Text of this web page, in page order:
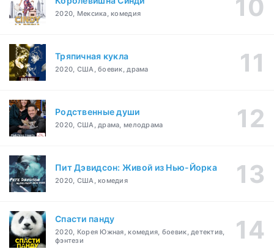
2020, Мексика, комедия
Тряпичная кукла
2020, США, боевик, драма
Родственные души
2020, США, драма, мелодрама
Пит Дэвидсон: Живой из Нью-Йорка
2020, США, комедия
Спасти панду
2020, Корея Южная, комедия, боевик, детектив,
фэнтези